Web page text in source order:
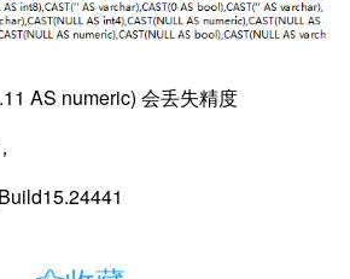
AS numeric) 会丢失精度